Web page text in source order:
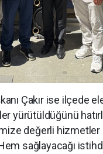
Çakır ise ilçede
yürütüldüğünü
değerli hizmetler
sağlayacağı